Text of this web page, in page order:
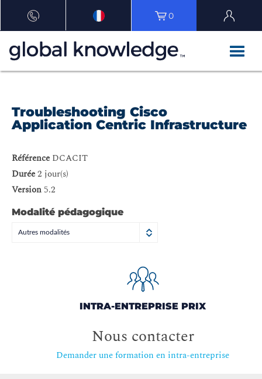
0
Troubleshooting Cisco
Application Centric Infrastructure
Référence DCACIT
Durée2 jour(s)
Version 5.2
Modalité pédagogique
Autres modalités
INTRA-ENTREPRISE PRIX
Nous contacter
Demander une formation en intra-entreprise